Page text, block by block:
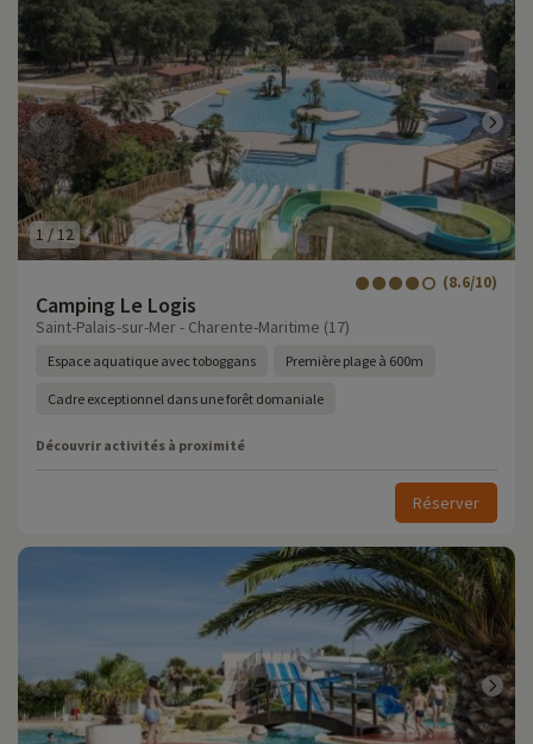
1 /12
Camping Le Logis
(8.6/10)
Saint-Palais-sur-Mer - Charente-Maritime (17)
Espace aquatique avec toboggans Première plage à 600m
Cadre exceptionnel dans une forêt domaniale
Découvrir activités à proximité
Réserver